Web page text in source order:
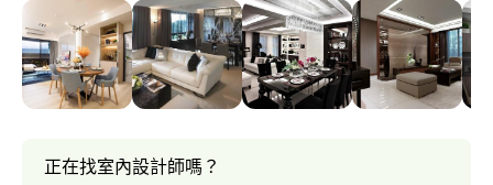
讓客戶了解多樣的設計範疇。 接案條件 接案區域： 北區/宜蘭花
東/其他 接案類型： 小坪數/標準格局/別墅/大坪數/樓中樓/實品／
樣品屋/商業空間/挑高樓層/老屋改造 接案風格： 現代風/鄉村風/
休閒多元/美式風/奢華風/新古典/日式禪風/混搭風/其他 接案工程
預算：130萬以上 接案坪數： 10以上 收費方式： 收設計費3000～
依工程進度分兩次，各付30％、完工驗收收5％
正在找室內設計師嗎？